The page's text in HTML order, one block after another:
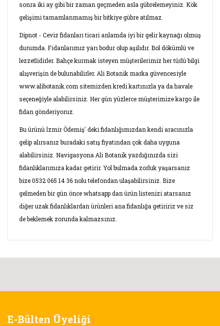
sonra iki ay gibi bir zaman geçmeden asla gübrelemeyiniz. Kök
gelişimi tamamlanmamış bir bitkiye gübre atılmaz.
Dipnot - Ceviz fidanları ticari anlamda iyi bir gelir kaynağı olmuş
durumda. Fidanlarımız yarı bodur olup aşılıdır. Bol dökümlü ve
lezzetlidirler. Bahçe kurmak isteyen müşterilerimiz her türlü bilgi
alışverişin de bulunabilirler. Ali Botanik marka güvencesiyle
www.alibotanik.com sitemizden kredi kartınızla ya da havale
seçeneğiyle alabilirsiniz. Her gün yüzlerce müşterimize kargo ile
fidan gönderiyoruz.
Bu ürünü İzmir Ödemiş' deki fidanlığımızdan kendi aracınızla
gelip alırsanız buradaki satış fiyatından çok daha uyguna
alabilirsiniz. Navigasyona Ali Botanik yazdığınızda sizi
fidanlıklarımıza kadar getirir. Yol bulmada zorluk yaşarsanız
bize 0532 065 14 36 nolu telefondan ulaşabilirsiniz. Bize
gelmeden bir gün önce whatsapp dan ürün listenizi atarsanız
diğer uzak fidanlıklardan ürünleri ana fidanlığa getiririz ve siz
de beklemek zorunda kalmazsınız.
Görüş ve önerileriniz için teşekkür ederiz.
Ürün resmi kalitesiz, bozuk veya görüntülenemiyor.
E-Bülten Üyeliği